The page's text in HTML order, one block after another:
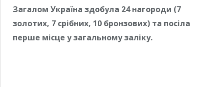
Загалом Україна здобула 24 нагороди (7
золотих, 7 срібних, 10 бронзових) та посіла
перше місце у загальному заліку.